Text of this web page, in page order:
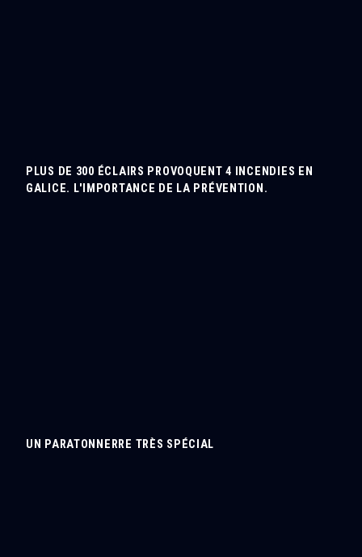
PLUS DE 300 ÉCLAIRS PROVOQUENT 4 INCENDIES EN
GALICE. L'IMPORTANCE DE LA PRÉVENTION.
UN PARATONNERRE TRÈS SPÉCIAL